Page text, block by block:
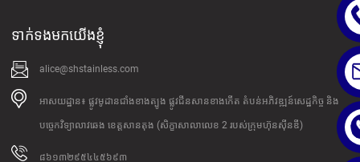
ទាក់ទងមកយើងខ្ញុំ
alice@shstainless.com
អាសយដ្ឋាន៖ ផ្លូវមូដានជាំងខាងត្បូង ផ្លូវជីនសានខាងកើត តំបន់អភិវឌ្ឍន៍សេដ្ឋកិច្ច និង
បច្ចេកវិទ្យាលាវឆេង ខេត្តសានតុង (សិក្ខាសាលាលេខ 2 របស់ក្រុមហ៊ុនស៊ីនឌី)
៨៦១៣២៩៥៤៤៥៦៩៣